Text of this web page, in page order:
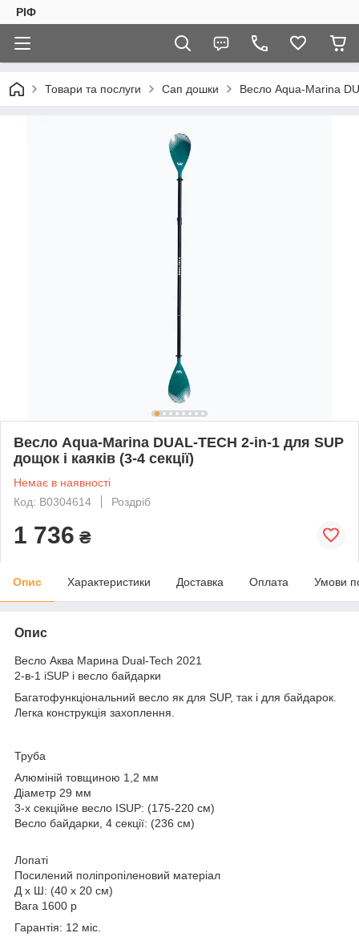
РІФ
Товари та послуги Сап дошки Весло Aqua-Marina
Весло Aqua-Marina DUAL-TECH 2-in-1 для SUP
дощок і каяків (3-4 секції)
Немає в наявності
Код: B0304614
Роздріб
1 736 ₴
Опис Характеристики Доставка Оплата Умови
Опис
Весло Аква Марина Dual-Tech 2021
2-в-1 iSUP і весло байдарки
Багатофункціональний весло як для SUP, так і для байдарок.
Легка конструкція захоплення.
Труба
Алюміній товщиною 1,2 мм
Діаметр 29 мм
3-х секційне весло ISUP: (175-220 см)
Весло байдарки, 4 секції: (236 см)
Лопаті
Посилений поліпропіленовий матеріал
Д x Ш: (40 x 20 см)
Вага 1600 р
Гарантія: 12 міс.